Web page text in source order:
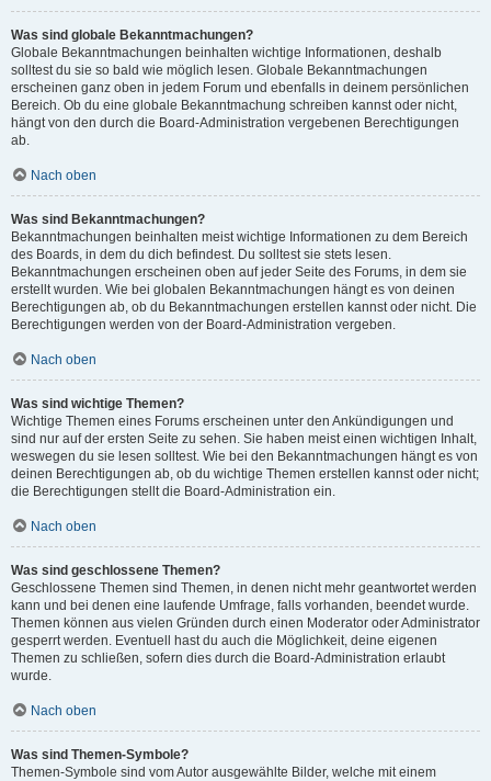
Was sind globale Bekanntmachungen?
Globale Bekanntmachungen beinhalten wichtige Informationen, deshalb
solltest du sie so bald wie möglich lesen. Globale Bekanntmachungen
erscheinen ganz oben in jedem Forum und ebenfalls in deinem persönlichen
Bereich. Ob du eine globale Bekanntmachung schreiben kannst oder nicht,
hängt von den durch die Board-Administration vergebenen Berechtigungen
ab.
Nach oben
Was sind Bekanntmachungen?
Bekanntmachungen beinhalten meist wichtige Informationen zu dem Bereich
des Boards, in dem du dich befindest. Du solltest sie stets lesen.
Bekanntmachungen erscheinen oben auf jeder Seite des Forums, in dem sie
erstellt wurden. Wie bei globalen Bekanntmachungen hängt es von deinen
Berechtigungen ab, ob du Bekanntmachungen erstellen kannst oder nicht. Die
Berechtigungen werden von der Board-Administration vergeben.
Nach oben
Was sind wichtige Themen?
Wichtige Themen eines Forums erscheinen unter den Ankündigungen und
sind nur auf der ersten Seite zu sehen. Sie haben meist einen wichtigen Inhalt,
weswegen du sie lesen solltest. Wie bei den Bekanntmachungen hängt es von
deinen Berechtigungen ab, ob du wichtige Themen erstellen kannst oder nicht;
die Berechtigungen stellt die Board-Administration ein.
Nach oben
Was sind geschlossene Themen?
Geschlossene Themen sind Themen, in denen nicht mehr geantwortet werden
kann und bei denen eine laufende Umfrage, falls vorhanden, beendet wurde.
Themen können aus vielen Gründen durch einen Moderator oder Administrator
gesperrt werden. Eventuell hast du auch die Möglichkeit, deine eigenen
Themen zu schließen, sofern dies durch die Board-Administration erlaubt
wurde.
Nach oben
Was sind Themen-Symbole?
Themen-Symbole sind vom Autor ausgewählte Bilder, welche mit einem